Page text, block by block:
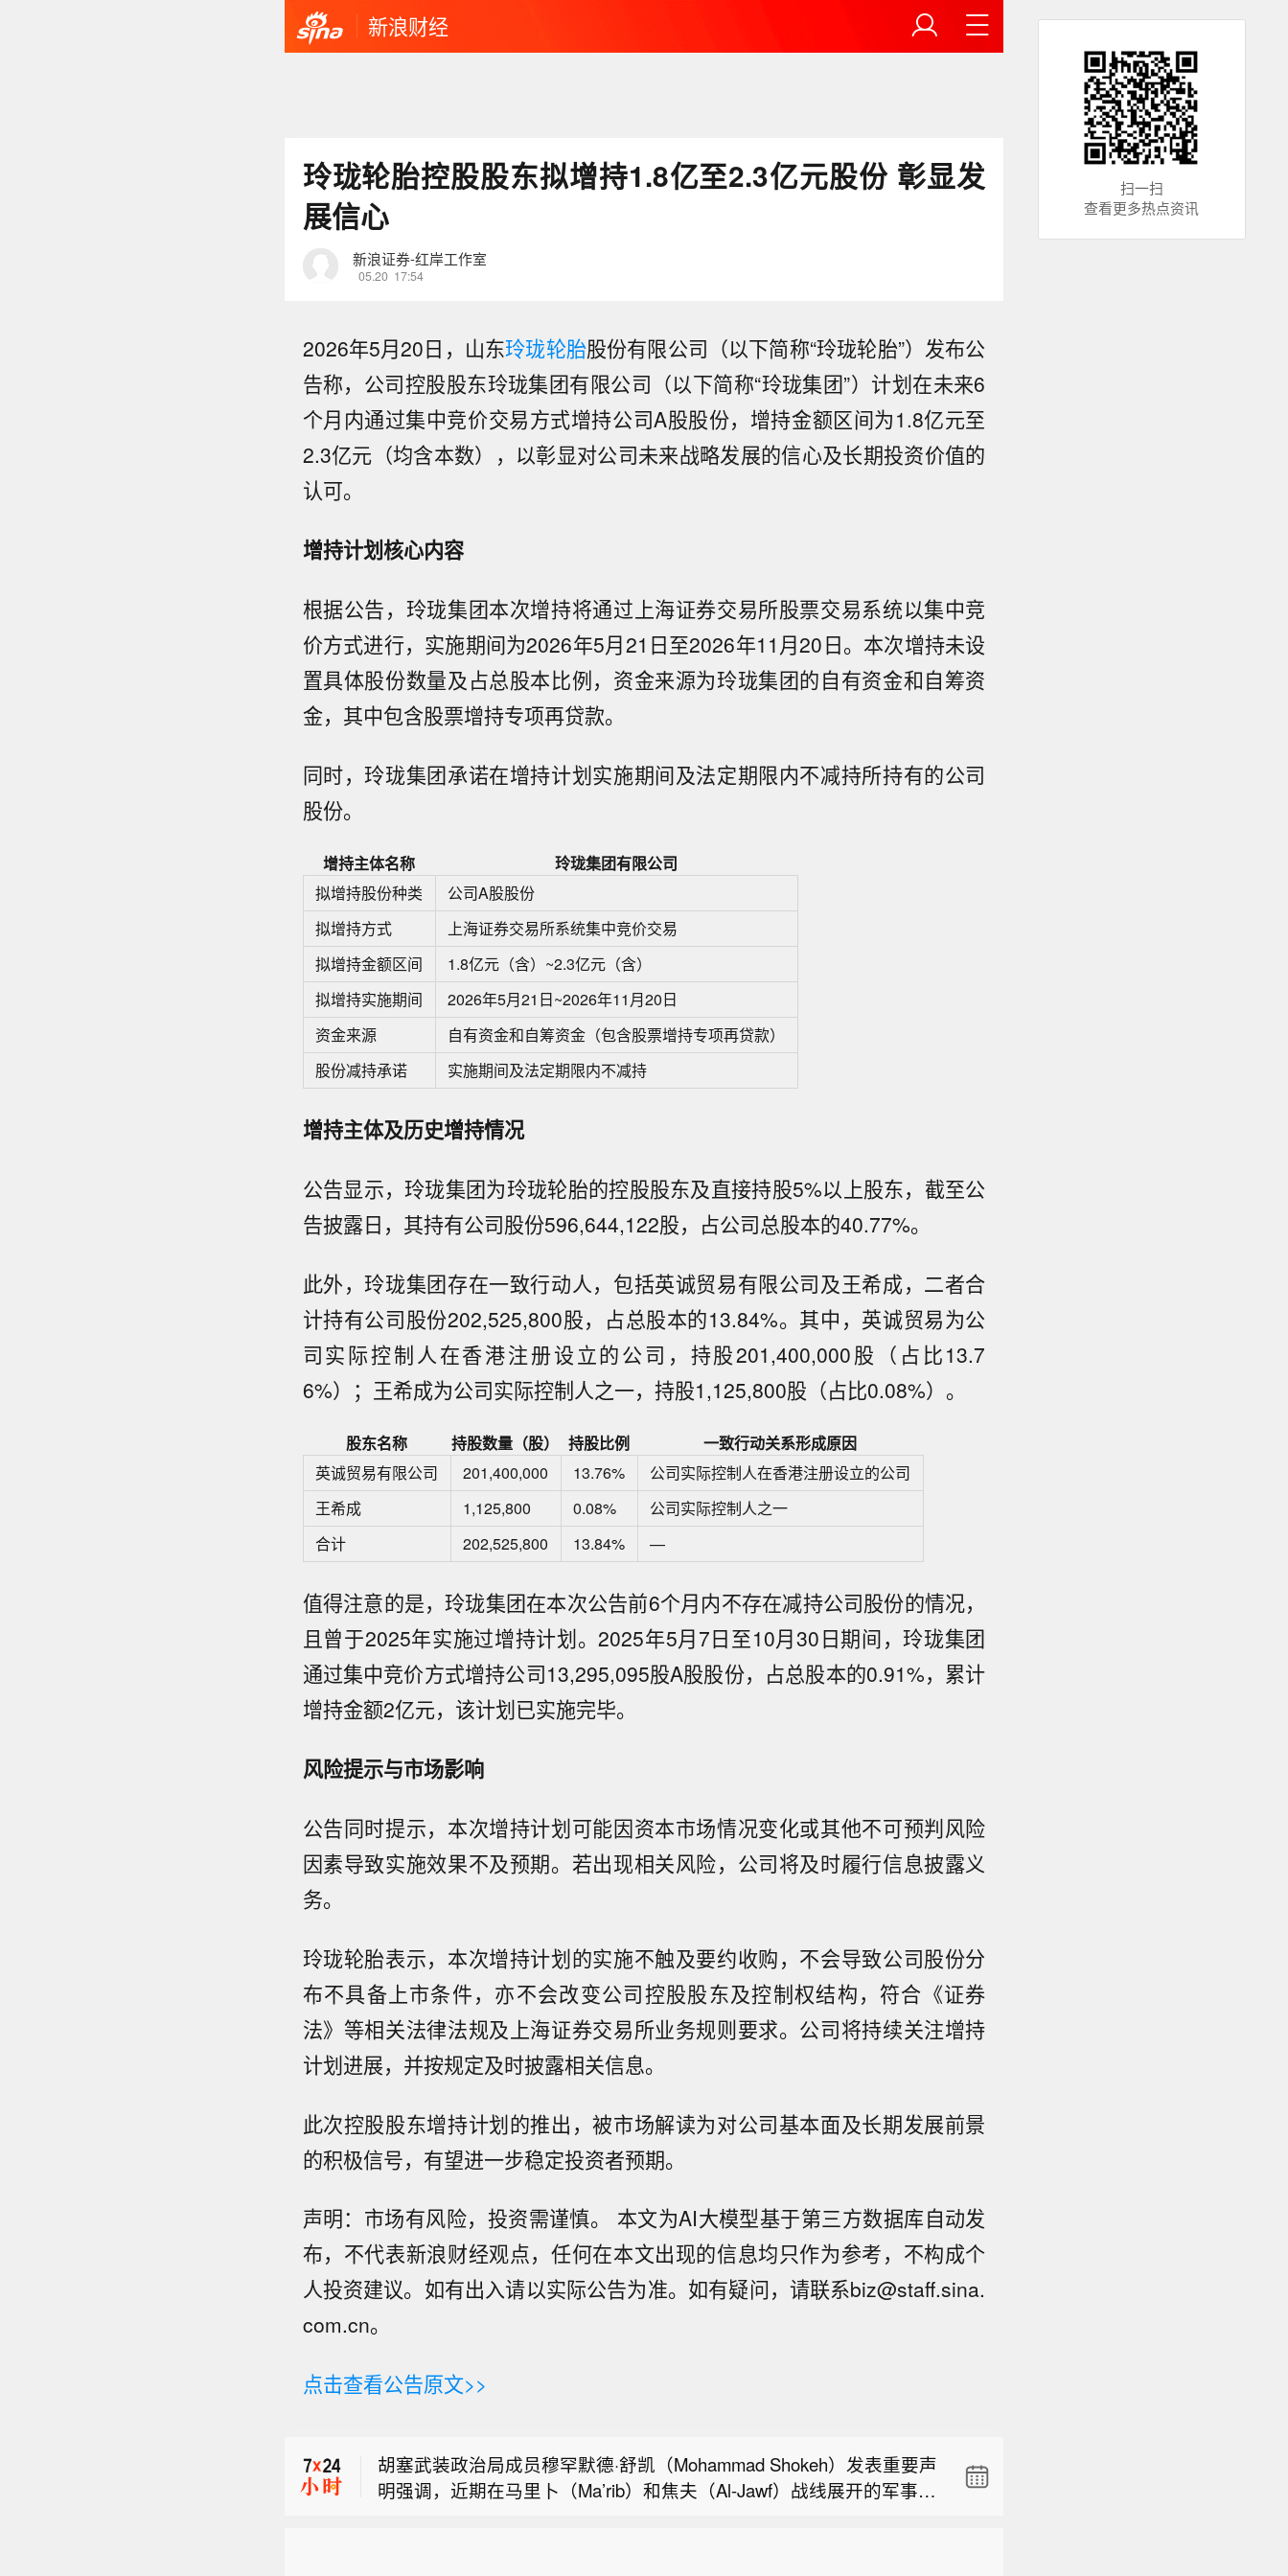
新浪财经
玲珑轮胎控股股东拟增持1.8亿至2.3亿元股份 彰显发
展信心
新浪证券-红岸工作室
05.20 17:54
2026年5月20日，山东玲珑轮胎股份有限公司（以下简称“玲珑轮胎”）发布公
告称，公司控股股东玲珑集团有限公司（以下简称“玲珑集团”）计划在未来6
个月内通过集中竞价交易方式增持公司A股股份，增持金额区间为1.8亿元至
2.3亿元（均含本数），以彰显对公司未来战略发展的信心及长期投资价值的
认可。
增持计划核心内容
根据公告，玲珑集团本次增持将通过上海证券交易所股票交易系统以集中竞
价方式进行，实施期间为2026年5月21日至2026年11月20日。本次增持未设
置具体股份数量及占总股本比例，资金来源为玲珑集团的自有资金和自筹资
金，其中包含股票增持专项再贷款。
同时，玲珑集团承诺在增持计划实施期间及法定期限内不减持所持有的公司
股份。
增持主体名称
玲珑集团有限公司
拟增持股份种类
公司A股股份
拟增持方式
上海证券交易所系统集中竞价交易
拟增持金额区间
1.8亿元（含）~2.3亿元（含）
拟增持实施期间
2026年5月21日~2026年11月20日
资金来源
自有资金和自筹资金（包含股票增持专项再贷款）
股份减持承诺
实施期间及法定期限内不减持
增持主体及历史增持情况
公告显示，玲珑集团为玲珑轮胎的控股股东及直接持股5%以上股东，截至公
告披露日，其持有公司股份596,644,122股，占公司总股本的40.77%。
此外，玲珑集团存在一致行动人，包括英诚贸易有限公司及王希成，二者合
计持有公司股份202,525,800股，占总股本的13.84%。其中，英诚贸易为公
司实际控制人在香港注册设立的公司，持股201,400,000股（占比13.7
6%）；王希成为公司实际控制人之一，持股1,125,800股（占比0.08%）。
股东名称 持股数量（股） 持股比例
一致行动关系形成原因
英诚贸易有限公司
201,400,000 13.76%
公司实际控制人在香港注册设立的公司
王希成
1,125,800 0.08%
公司实际控制人之一
合计
202,525,800 13.84% —
值得注意的是，玲珑集团在本次公告前6个月内不存在减持公司股份的情况，
且曾于2025年实施过增持计划。2025年5月7日至10月30日期间，玲珑集团
通过集中竞价方式增持公司13,295,095股A股股份，占总股本的0.91%，累计
增持金额2亿元，该计划已实施完毕。
风险提示与市场影响
公告同时提示，本次增持计划可能因资本市场情况变化或其他不可预判风险
因素导致实施效果不及预期。若出现相关风险，公司将及时履行信息披露义
务。
玲珑轮胎表示，本次增持计划的实施不触及要约收购，不会导致公司股份分
布不具备上市条件，亦不会改变公司控股股东及控制权结构，符合《证券
法》等相关法律法规及上海证券交易所业务规则要求。公司将持续关注增持
计划进展，并按规定及时披露相关信息。
此次控股股东增持计划的推出，被市场解读为对公司基本面及长期发展前景
的积极信号，有望进一步稳定投资者预期。
声明：市场有风险，投资需谨慎。 本文为AI大模型基于第三方数据库自动发
布，不代表新浪财经观点，任何在本文出现的信息均只作为参考，不构成个
人投资建议。如有出入请以实际公告为准。如有疑问，请联系biz@staff.sina.
com.cn。
点击查看公告原文>>
月6日，上海市国资委党委书记、主任周小全接待上海清算所党委书
彻落实十二届市委九次全会精神，以协同机制为纽带，持续推动金融
基础设施资源与市属国资产业布局深度联动，立足服务实体经济、守
幅。
胡塞武装政治局成员穆罕默德·舒凯（Mohammad Shokeh）发表重要声
明强调，近期在马里卜（Ma’rib）和焦夫（Al-Jawf）战线展开的军事行
扫一扫
查看更多热点资讯